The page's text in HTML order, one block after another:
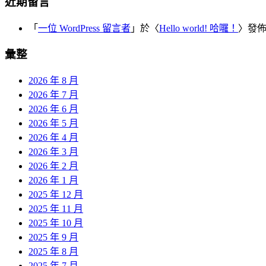
「 一位 WordPress 留言者 」於〈Hello world! 哈囉！ 〉發
彙整
2026 年 8 月
2026 年 7 月
2026 年 6 月
2026 年 5 月
2026 年 4 月
2026 年 3 月
2026 年 2 月
2026 年 1 月
2025 年 12 月
2025 年 11 月
2025 年 10 月
2025 年 9 月
2025 年 8 月